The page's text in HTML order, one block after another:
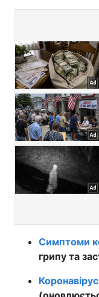
Симптоми
грипу та